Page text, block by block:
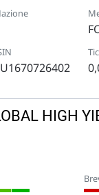
HIGH